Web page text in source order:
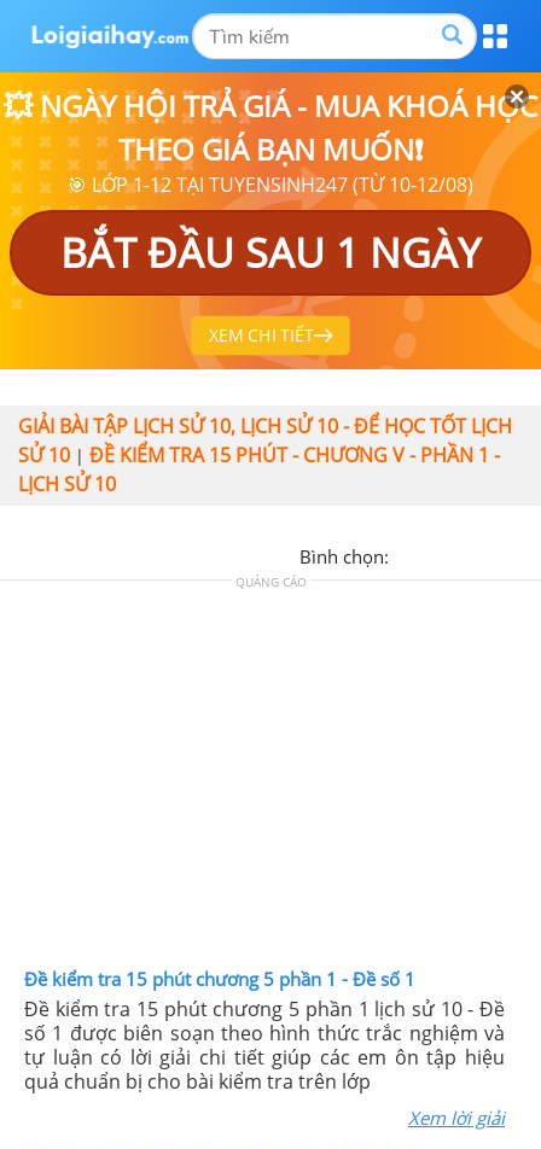
💥 NGÀY HỘI TRẢ GIÁ - MUA KHOÁ HỌC
THEO GIÁ BẠN MUỐN❗
🎯 LỚP 1-12 TẠI TUYENSINH247 (TỪ 10-12/08)
BẮT ĐẦU SAU 1 NGÀY
XEM CHI TIẾT
GIẢI BÀI TẬP LỊCH SỬ 10, LỊCH SỬ 10 - ĐỂ HỌC TỐT LỊCH
SỬ 10 | ĐỀ KIỂM TRA 15 PHÚT - CHƯƠNG V - PHẦN 1 -
LỊCH SỬ 10
Bình chọn:
QUẢNG CÁO
Đề kiểm tra 15 phút chương 5 phần 1 - Đề số 1
Đề kiểm tra 15 phút chương 5 phần 1 lịch sử 10 - Đề
số 1 được biên soạn theo hình thức trắc nghiệm và
tự luận có lời giải chi tiết giúp các em ôn tập hiệu
quả chuẩn bị cho bài kiểm tra trên lớp
Xem lời giải